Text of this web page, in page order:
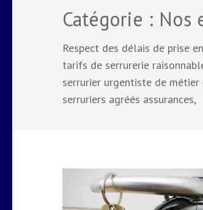
Catégorie : Nos
Respect des délais de prise
tarifs de serrurerie
serrurier urgentiste de
serruriers agréés assurances,